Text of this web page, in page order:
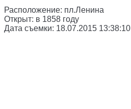
Расположение: пл.Ленина
Открыт: в 1858 году
Дата съемки: 18.07.2015 13:38:10